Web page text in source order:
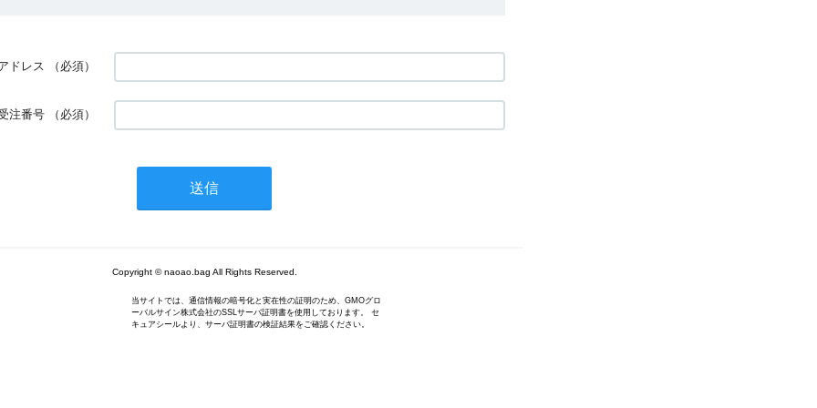
ドレス （必須）
注番号 （必須）
Copyright © naoao.bag All Rights Reserved.
当サイトでは、通信情報の暗号化と実在性の証明のため、GMOグロ
ーバルサイン株式会社のSSLサーバ証明書を使用しております。 セ
キュアシールより、サーバ証明書の検証結果をご確認ください。